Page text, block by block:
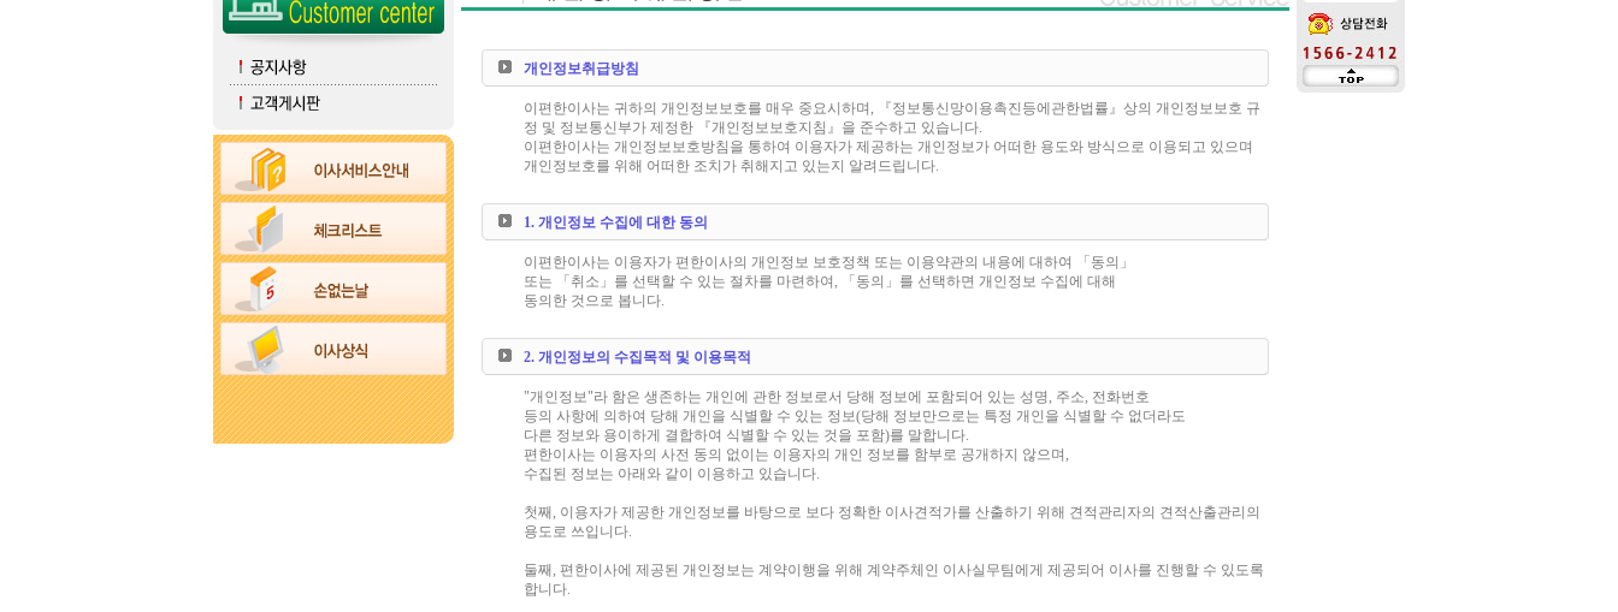
개인정보취급방침
이편한이사는 귀하의 개인정보보호를 매우 중요시하며, 『정보통신망이용촉진등에관한법률』상의 개인정보보호 규
정 및 정보통신부가 제정한 『개인정보보호지침』을 준수하고 있습니다.
이편한이사는 개인정보보호방침을 통하여 이용자가 제공하는 개인정보가 어떠한 용도와 방식으로 이용되고 있으며
개인정보호를 위해 어떠한 조치가 취해지고 있는지 알려드립니다.
1. 개인정보 수집에 대한 동의
이편한이사는 이용자가 편한이사의 개인정보 보호정책 또는 이용약관의 내용에 대하여 「동의」
또는 「취소」를 선택할 수 있는 절차를 마련하여, 「동의」를 선택하면 개인정보 수집에 대해
동의한 것으로 봅니다.
2. 개인정보의 수집목적 및 이용목적
"개인정보"라 함은 생존하는 개인에 관한 정보로서 당해 정보에 포함되어 있는 성명, 주소, 전화번호
등의 사항에 의하여 당해 개인을 식별할 수 있는 정보(당해 정보만으로는 특정 개인을 식별할 수 없더라도
다른 정보와 용이하게 결합하여 식별할 수 있는 것을 포함)를 말합니다.
편한이사는 이용자의 사전 동의 없이는 이용자의 개인 정보를 함부로 공개하지 않으며,
수집된 정보는 아래와 같이 이용하고 있습니다.
첫째, 이용자가 제공한 개인정보를 바탕으로 보다 정확한 이사견적가를 산출하기 위해 견적관리자의 견적산출관리의
용도로 쓰입니다.
둘째, 편한이사에 제공된 개인정보는 계약이행을 위해 계약주체인 이사실무팀에게 제공되어 이사를 진행할 수 있도록
합니다.